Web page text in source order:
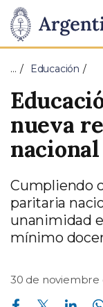
de
la
Nación
Pasar al
… Educación
nueva
nacional
Cumpliendo
paritaria
unanimidad
mínimo
30 de noviembre
Compartir en Facebook Compartir en Twitter Compartir en Linkedin Compartir en Whatsapp